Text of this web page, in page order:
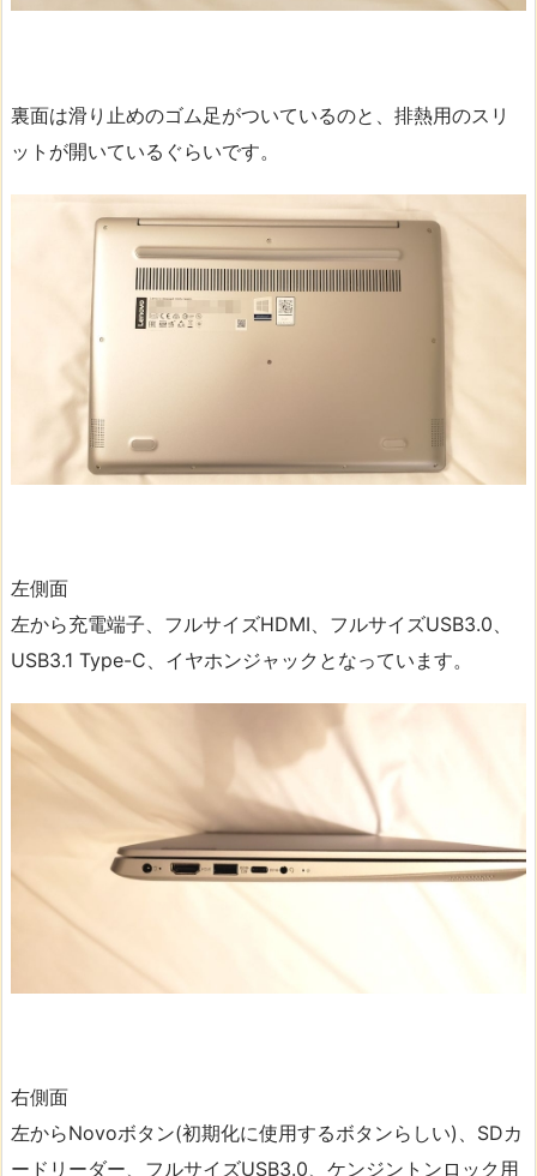
裏面は滑り止めのゴム足がついているのと、排熱用のスリ
ットが開いているぐらいです。
左側面
左から充電端子、フルサイズHDMI、フルサイズUSB3.0、
USB3.1 Type-C、イヤホンジャックとなっています。
右側面
左からNovoボタン(初期化に使用するボタンらしい)、SDカ
ードリーダー、フルサイズUSB3.0、ケンジントンロック用